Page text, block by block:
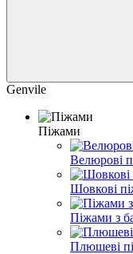
Genvile
Піжами
Велюрові
Шовкові
Піжами з
Плюшеві